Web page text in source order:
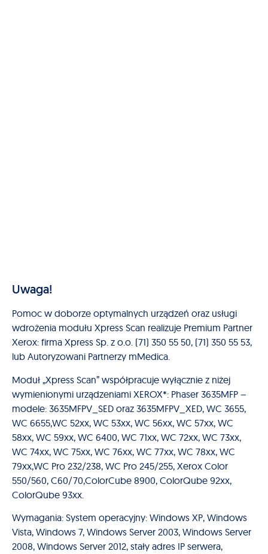
Uwaga!
Pomoc w doborze optymalnych urządzeń oraz usługi
wdrożenia modułu Xpress Scan realizuje Premium Partner
Xerox: firma Xpress Sp. z o.o. (71) 350 55 50, (71) 350 55 53,
lub Autoryzowani Partnerzy mMedica.
Moduł „Xpress Scan” współpracuje wyłącznie z niżej
wymienionymi urządzeniami XEROX*: Phaser 3635MFP –
modele: 3635MFPV_SED oraz 3635MFPV_XED, WC 3655,
WC 6655,WC 52xx, WC 53xx, WC 56xx, WC 57xx, WC
58xx, WC 59xx, WC 6400, WC 71xx, WC 72xx, WC 73xx,
WC 74xx, WC 75xx, WC 76xx, WC 77xx, WC 78xx, WC
79xx,WC Pro 232/238, WC Pro 245/255, Xerox Color
550/560, C60/70,ColorCube 8900, ColorQube 92xx,
ColorQube 93xx.
Wymagania: System operacyjny: Windows XP, Windows
Vista, Windows 7, Windows Server 2003, Windows Server
2008, Windows Server 2012, stały adres IP serwera,